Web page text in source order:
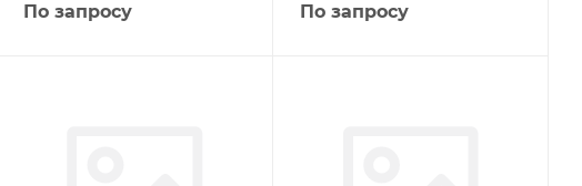
По запросу По запросу